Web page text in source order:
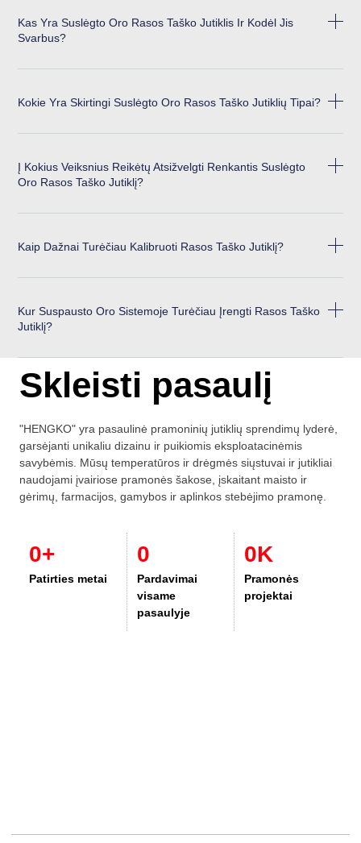
Kas Yra Suslėgto Oro Rasos Taško Jutiklis Ir Kodėl Jis
Svarbus?
Kokie Yra Skirtingi Suslėgto Oro Rasos Taško Jutiklių Tipai?
Į Kokius Veiksnius Reikėtų Atsižvelgti Renkantis Suslėgto
Oro Rasos Taško Jutiklį?
Kaip Dažnai Turėčiau Kalibruoti Rasos Taško Jutiklį?
Kur Suspausto Oro Sistemoje Turėčiau Įrengti Rasos Taško
Jutiklį?
Skleisti pasaulį
"HENGKO" yra pasaulinė pramoninių jutiklių sprendimų lyderė,
garsėjanti unikaliu dizainu ir puikiomis eksploatacinėmis
savybėmis. Mūsų temperatūros ir drėgmės siųstuvai ir jutikliai
naudojami įvairiose pramonės šakose, įskaitant maisto ir
gėrimų, farmacijos, gamybos ir aplinkos stebėjimo pramonę.
0+
Patirties metai
0
Pardavimai
visame
pasaulyje
0K
Pramonės
projektai